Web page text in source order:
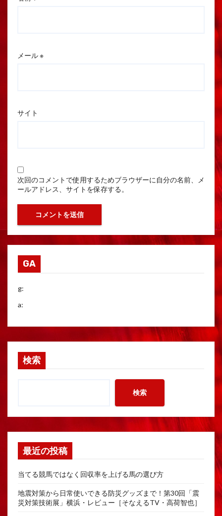
メール※
サイト
次回のコメントで使用するためブラウザーに自分の名前、メ
ールアドレス、サイトを保存する。
GA
g:
a:
検索
検索
最近の投稿
当てる競馬ではなく回収率を上げる馬の選び方
地震対策から日常使いできる防災グッズまで！第30回「震
災対策技術展」横浜・レビュー［そなえるTV・高荷智也］